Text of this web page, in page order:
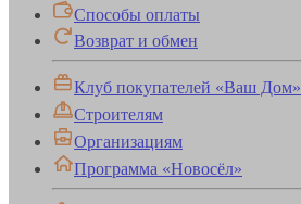
Способы оплаты
Возврат и обмен
Клуб покупателей «Ваш Дом»
Строителям
Организациям
Программа «Новосёл»